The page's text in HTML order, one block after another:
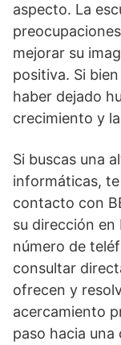
aspecto. La
mejorar su
positiva. Si
haber dejado
crecimiento y
Si buscas una
informáticas,
contacto con
su dirección en
número de
consultar
ofrecen y
acercamiento
paso hacia